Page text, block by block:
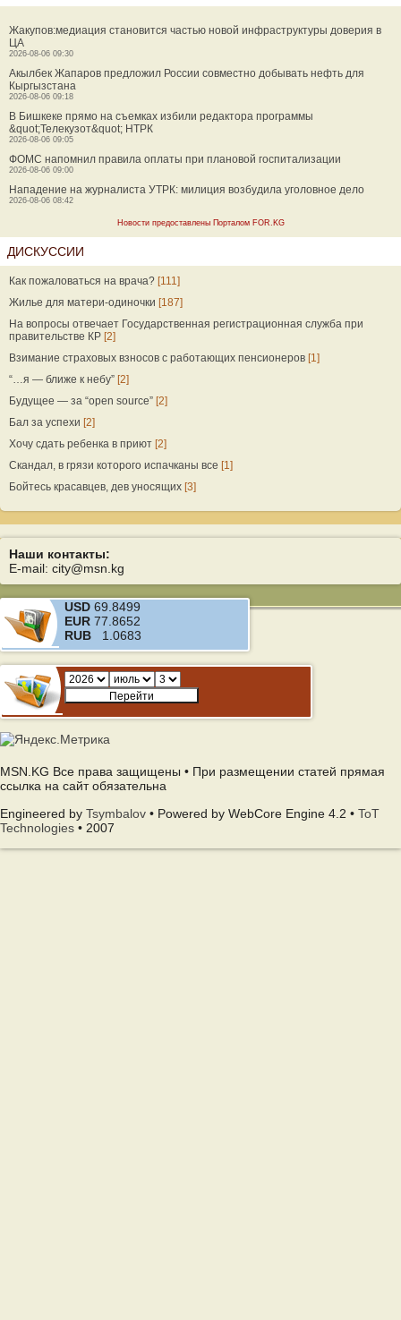
Жакупов:медиация становится частью новой инфраструктуры доверия в
ЦА
2026-08-06 09:30
Акылбек Жапаров предложил России совместно добывать нефть для
Кыргызстана
2026-08-06 09:18
В Бишкеке прямо на съемках избили редактора программы
&quot;Телекузот&quot; НТРК
2026-08-06 09:05
ФОМС напомнил правила оплаты при плановой госпитализации
2026-08-06 09:00
Нападение на журналиста УТРК: милиция возбудила уголовное дело
2026-08-06 08:42
Новости предоставлены Порталом FOR.KG
ДИСКУССИИ
Как пожаловаться на врача? [111]
Жилье для матери-одиночки [187]
На вопросы отвечает Государственная регистрационная служба при
правительстве КР [2]
Взимание страховых взносов с работающих пенсионеров [1]
“…я — ближе к небу” [2]
Будущее — за “open source” [2]
Бал за успехи [2]
Хочу сдать ребенка в приют [2]
Скандал, в грязи которого испачканы все [1]
Бойтесь красавцев, дев уносящих [3]
Наши контакты:
E-mail: city@msn.kg
USD 69.8499
EUR 77.8652
RUB 1.0683
MSN.KG Все права защищены • При размещении статей прямая
ссылка на сайт обязательна
Engineered by Tsymbalov • Powered by WebCore Engine 4.2 • ToT
Technologies • 2007